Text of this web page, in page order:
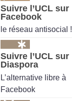
Suivre l’UCL sur
Facebook
le réseau antisocial !
Suivre l’UCL sur
Diaspora
L’alternative libre à
Facebook